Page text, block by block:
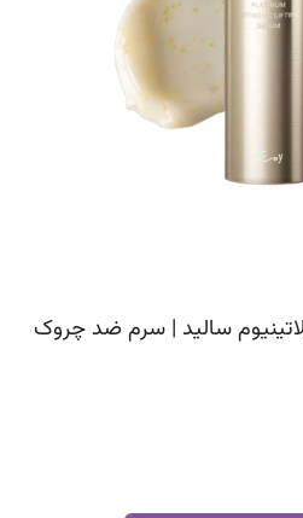
سالید | سرم ضد چروک